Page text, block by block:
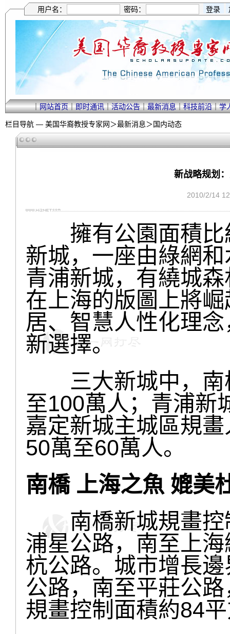
用户名： 密码：
｜网站首页｜即时通讯｜活动公告｜最新消息｜科技前沿｜学
栏目导航 — 美国华裔教授专家网＞最新消息＞国内动态
新战略规划
2010/2/14
擁有公園面積比
新城，一座由綠網
青浦新城，有繞城
在上海的版圖上將
居、智慧人性化理
新選擇。
三大新城中，南
至100萬人；青浦新
嘉定新城主城區規
50萬至60萬人。
南橋 上海之魚 媲美
南橋新城規畫控
浦星公路，南至上
杭公路。城市增長
公路，南至平莊公
規畫控制面積約84